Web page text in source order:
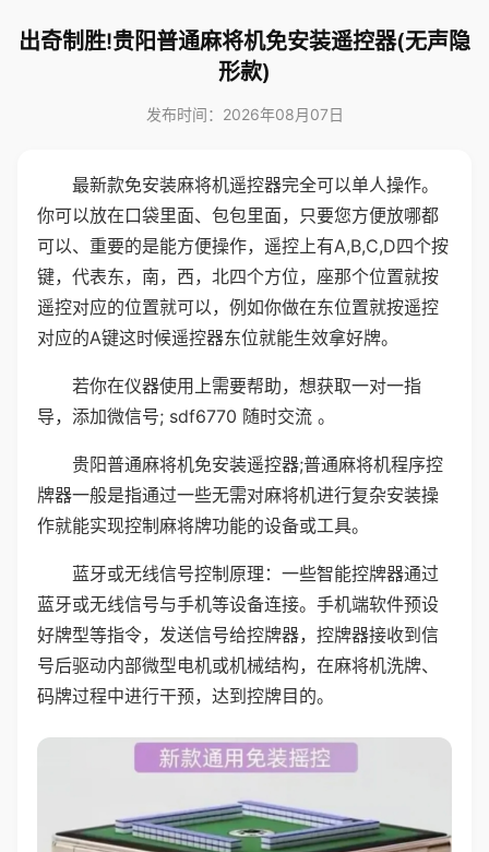
出奇制胜!贵阳普通麻将机免安装遥控器(无声隐
形款)
发布时间：2026年08月07日
最新款免安装麻将机遥控器完全可以单人操作。
你可以放在口袋里面、包包里面，只要您方便放哪都
可以、重要的是能方便操作，遥控上有A,B,C,D四个按
键，代表东，南，西，北四个方位，座那个位置就按
遥控对应的位置就可以，例如你做在东位置就按遥控
对应的A键这时候遥控器东位就能生效拿好牌。
若你在仪器使用上需要帮助，想获取一对一指
导，添加微信号; sdf6770 随时交流 。
贵阳普通麻将机免安装遥控器;普通麻将机程序控
牌器一般是指通过一些无需对麻将机进行复杂安装操
作就能实现控制麻将牌功能的设备或工具。
蓝牙或无线信号控制原理：一些智能控牌器通过
蓝牙或无线信号与手机等设备连接。手机端软件预设
好牌型等指令，发送信号给控牌器，控牌器接收到信
号后驱动内部微型电机或机械结构，在麻将机洗牌、
码牌过程中进行干预，达到控牌目的。